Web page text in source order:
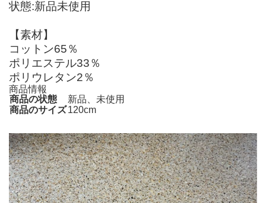
状態:新品未使用
【素材】
コットン65％
ポリエステル33％
ポリウレタン2％
商品情報
商品の状態
新品、未使用
商品のサイズ120cm